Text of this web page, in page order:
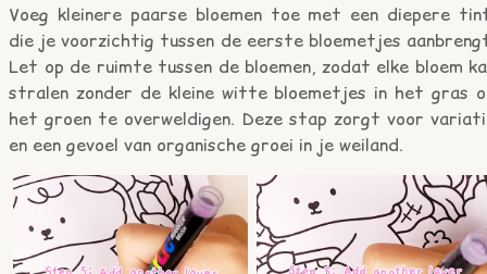
Voeg kleinere paarse bloemen toe met een diepere
die je voorzichtig tussen de eerste bloemetjes
Let op de ruimte tussen de bloemen, zodat elke bloem
stralen zonder de kleine witte bloemetjes in het gras
het groen te overweldigen. Deze stap zorgt voor
en een gevoel van organische groei in je weiland.